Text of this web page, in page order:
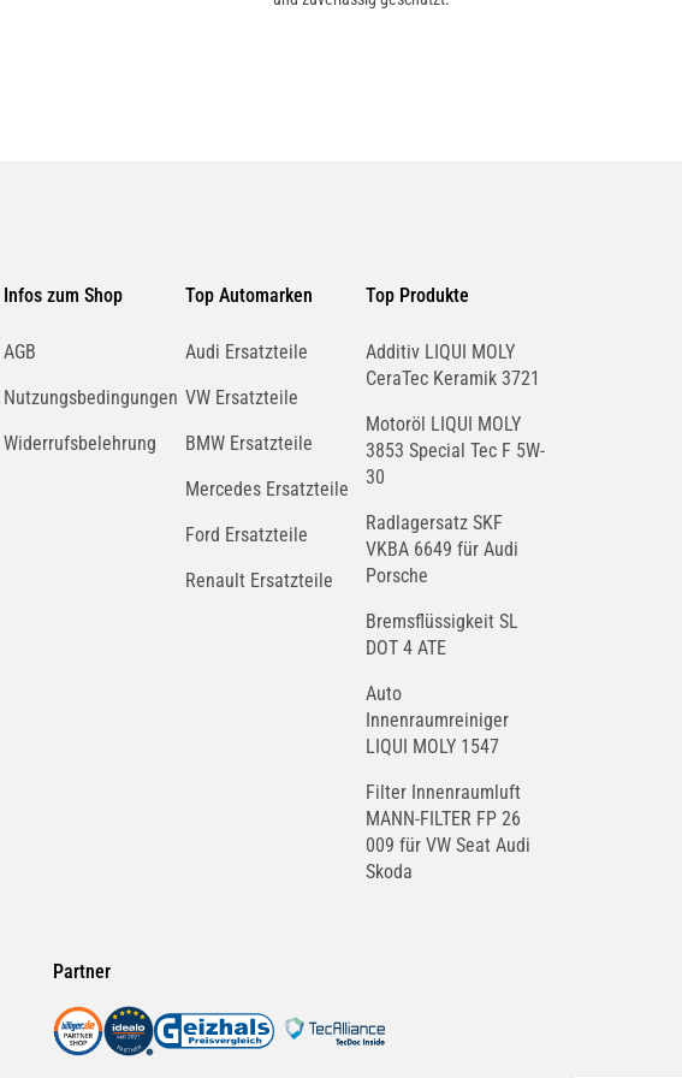
Infos zum Shop
AGB
Nutzungsbedingungen
Widerrufsbelehrung
Top Automarken
Audi Ersatzteile
VW Ersatzteile
BMW Ersatzteile
Mercedes Ersatzteile
Ford Ersatzteile
Renault Ersatzteile
Top Produkte
Additiv LIQUI MOLY
CeraTec Keramik 3721
Motoröl LIQUI MOLY
3853 Special Tec F 5W-
30
Radlagersatz SKF
VKBA 6649 für Audi
Porsche
Bremsflüssigkeit SL
DOT 4 ATE
Auto
Innenraumreiniger
LIQUI MOLY 1547
Filter Innenraumluft
MANN-FILTER FP 26
009 für VW Seat Audi
Skoda
Partner